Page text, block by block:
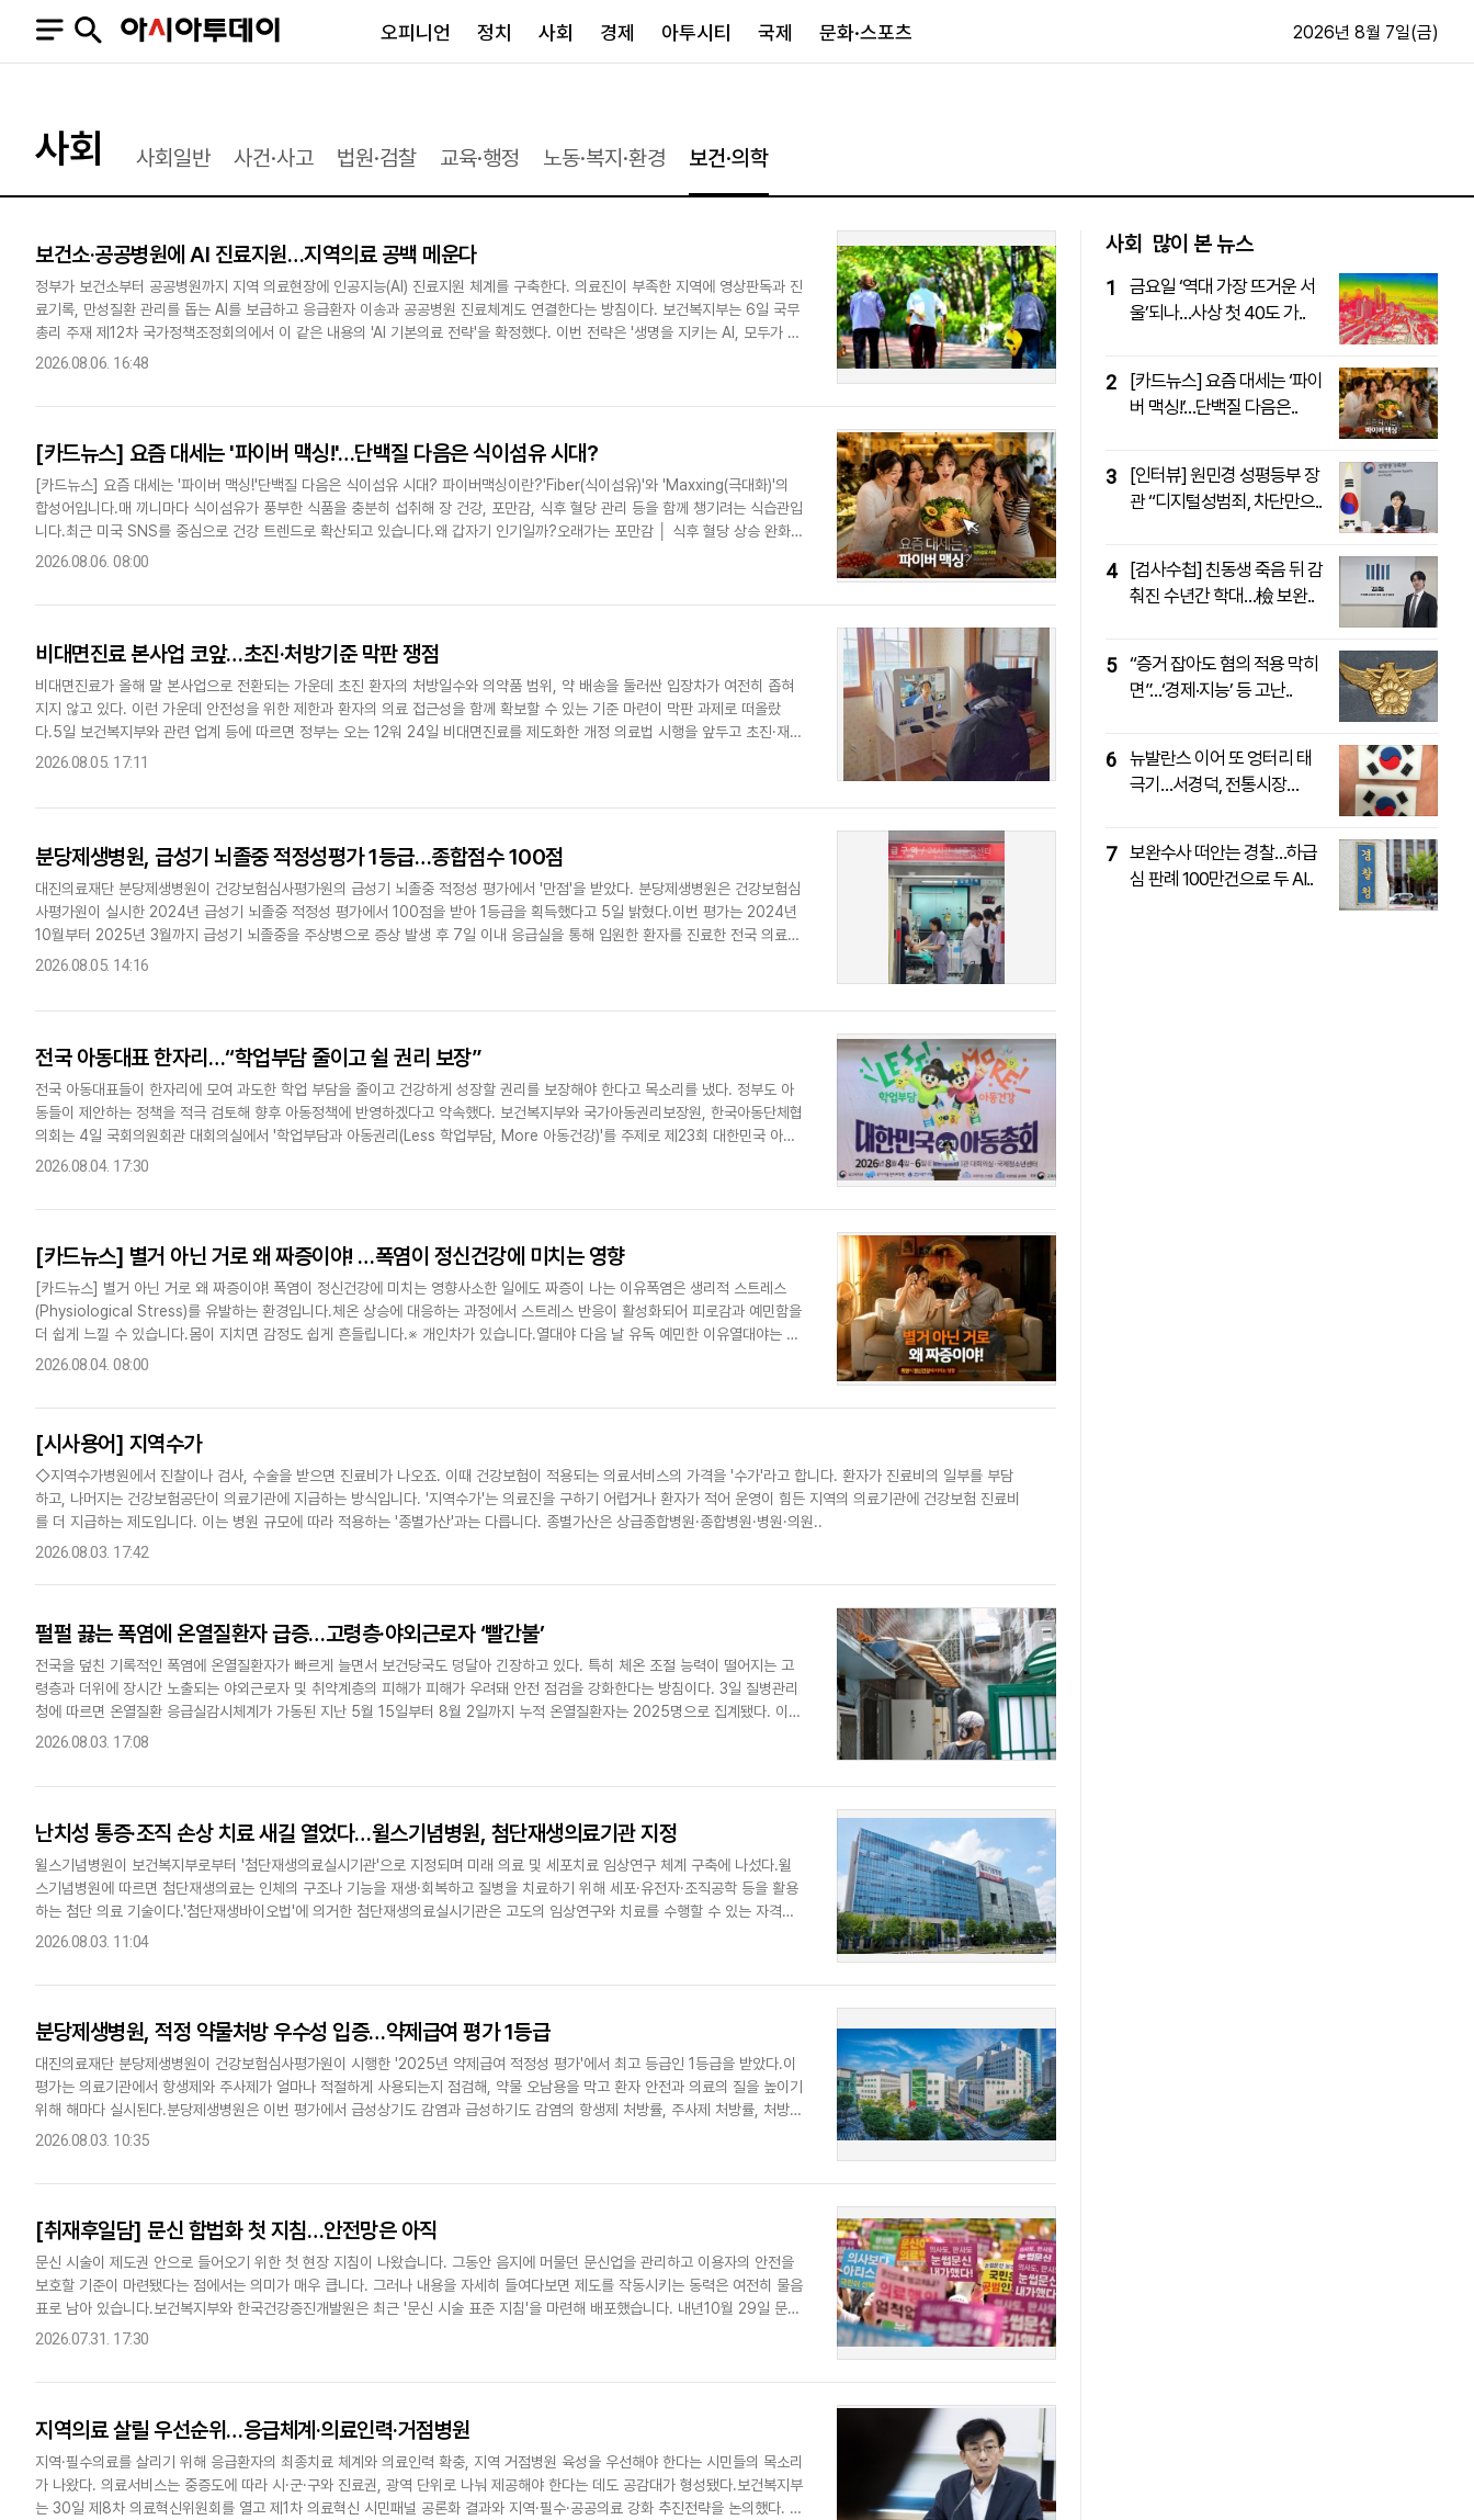
사설
피플
정치일반
북한
외교
국방
사회일반
교육·행정
노동·복지·환경
보건·의학
경제일반
IT·과학
부동산
종합
메트로
영남
호남
중남미
유럽
중동·아프리카
지면보기
구독신청
First Edition
후원하기
알립니다
SNS 뉴스스탠드 네이버블로그 아투TV(유튜브) 페이스북 인스타그램
다국어뉴스 ENGLISH 中文 Tiếng Việt 패밀리사이트 대학동문골프최강전
오피니언 정치 사회 경제 아투시티 국제 문화·스포츠 2026년 8월 7일(금)
사회 사회일반 사건·사고 법원·검찰 교육·행정 노동·복지·환경 보건·의학
보건소·공공병원에 AI 진료지원…지역의료 공백 메운다
정부가 보건소부터 공공병원까지 지역 의료현장에 인공지능(AI) 진료지원 체계를 구축한다. 의료진이 부족한 지역에 영상판독과 진
료기록, 만성질환 관리를 돕는 AI를 보급하고 응급환자 이송과 공공병원 진료체계도 연결한다는 방침이다. 보건복지부는 6일 국무
총리 주재 제12차 국가정책조정회의에서 이 같은 내용의 'AI 기본의료 전략'을 확정했다. 이번 전략은 '생명을 지키는 AI, 모두가 누
리는 의료혁신'을 목표로 3대 전략과 12대 과제로 구성됐다..
2026.08.06. 16:48
[카드뉴스] 요즘 대세는 '파이버 맥싱!'…단백질 다음은 식이섬유 시대?
[카드뉴스] 요즘 대세는 '파이버 맥싱!'단백질 다음은 식이섬유 시대? 파이버맥싱이란?'Fiber(식이섬유)'와 'Maxxing(극대화)'의
합성어입니다.매 끼니마다 식이섬유가 풍부한 식품을 충분히 섭취해 장 건강, 포만감, 식후 혈당 관리 등을 함께 챙기려는 식습관입
니다.최근 미국 SNS를 중심으로 건강 트렌드로 확산되고 있습니다.왜 갑자기 인기일까?오래가는 포만감 │ 식후 혈당 상승 완화
│ 장내 유익균 먹이 공급 LDL 콜..
2026.08.06. 08:00
비대면진료 본사업 코앞…초진·처방기준 막판 쟁점
비대면진료가 올해 말 본사업으로 전환되는 가운데 초진 환자의 처방일수와 의약품 범위, 약 배송을 둘러싼 입장차가 여전히 좁혀
지지 않고 있다. 이런 가운데 안전성을 위한 제한과 환자의 의료 접근성을 함께 확보할 수 있는 기준 마련이 막판 과제로 떠올랐
다.5일 보건복지부와 관련 업계 등에 따르면 정부는 오는 12워 24일 비대면진료를 제도화한 개정 의료법 시행을 앞두고 초진·재진
의 범위와 처방 제한 의약품, 처방일수, 의약품 배송 기준 등을 담은..
2026.08.05. 17:11
분당제생병원, 급성기 뇌졸중 적정성평가 1등급…종합점수 100점
대진의료재단 분당제생병원이 건강보험심사평가원의 급성기 뇌졸중 적정성 평가에서 '만점'을 받았다. 분당제생병원은 건강보험심
사평가원이 실시한 2024년 급성기 뇌졸중 적정성 평가에서 100점을 받아 1등급을 획득했다고 5일 밝혔다.이번 평가는 2024년
10월부터 2025년 3월까지 급성기 뇌졸중을 주상병으로 증상 발생 후 7일 이내 응급실을 통해 입원한 환자를 진료한 전국 의료기
관을 대상으로 이뤄졌다.분당제생병원은 뇌졸중 집중치료실(Stroke..
2026.08.05. 14:16
전국 아동대표 한자리…“학업부담 줄이고 쉴 권리 보장”
전국 아동대표들이 한자리에 모여 과도한 학업 부담을 줄이고 건강하게 성장할 권리를 보장해야 한다고 목소리를 냈다. 정부도 아
동들이 제안하는 정책을 적극 검토해 향후 아동정책에 반영하겠다고 약속했다. 보건복지부와 국가아동권리보장원, 한국아동단체협
의회는 4일 국회의원회관 대회의실에서 '학업부담과 아동권리(Less 학업부담, More 아동건강)'를 주제로 제23회 대한민국 아동
총회 개회식을 개최했다. 이날 행사에는 지난 5월부터 7월까지 지역대회..
2026.08.04. 17:30
[카드뉴스] 별거 아닌 거로 왜 짜증이야! …폭염이 정신건강에 미치는 영향
[카드뉴스] 별거 아닌 거로 왜 짜증이야! 폭염이 정신건강에 미치는 영향사소한 일에도 짜증이 나는 이유폭염은 생리적 스트레스
(Physiological Stress)를 유발하는 환경입니다.체온 상승에 대응하는 과정에서 스트레스 반응이 활성화되어 피로감과 예민함을
더 쉽게 느낄 수 있습니다.몸이 지치면 감정도 쉽게 흔들립니다.※ 개인차가 있습니다.열대야 다음 날 유독 예민한 이유열대야는 수
면의 질(Sleep Quality) 을 떨어뜨립니다.수면..
2026.08.04. 08:00
[시사용어] 지역수가
◇지역수가병원에서 진찰이나 검사, 수술을 받으면 진료비가 나오죠. 이때 건강보험이 적용되는 의료서비스의 가격을 '수가'라고 합니다. 환자가 진료비의 일부를 부담
하고, 나머지는 건강보험공단이 의료기관에 지급하는 방식입니다. '지역수가'는 의료진을 구하기 어렵거나 환자가 적어 운영이 힘든 지역의 의료기관에 건강보험 진료비
를 더 지급하는 제도입니다. 이는 병원 규모에 따라 적용하는 '종별가산'과는 다릅니다. 종별가산은 상급종합병원·종합병원·병원·의원..
2026.08.03. 17:42
펄펄 끓는 폭염에 온열질환자 급증…고령층·야외근로자 ‘빨간불’
전국을 덮친 기록적인 폭염에 온열질환자가 빠르게 늘면서 보건당국도 덩달아 긴장하고 있다. 특히 체온 조절 능력이 떨어지는 고
령층과 더위에 장시간 노출되는 야외근로자 및 취약계층의 피해가 피해가 우려돼 안전 점검을 강화한다는 방침이다. 3일 질병관리
청에 따르면 온열질환 응급실감시체계가 가동된 지난 5월 15일부터 8월 2일까지 누적 온열질환자는 2025명으로 집계됐다. 이
가운데 16명이 숨졌다. 온열질환은 뜨거운 환경에 장시간 노출될 때 발생..
2026.08.03. 17:08
난치성 통증·조직 손상 치료 새길 열었다…윌스기념병원, 첨단재생의료기관 지정
윌스기념병원이 보건복지부로부터 '첨단재생의료실시기관'으로 지정되며 미래 의료 및 세포치료 임상연구 체계 구축에 나섰다.윌
스기념병원에 따르면 첨단재생의료는 인체의 구조나 기능을 재생·회복하고 질병을 치료하기 위해 세포·유전자·조직공학 등을 활용
하는 첨단 의료 기술이다.'첨단재생바이오법'에 의거한 첨단재생의료실시기관은 고도의 임상연구와 치료를 수행할 수 있는 자격을
갖춘 의료기관을 의미한다. 지정을 받으려면 시설과 장비, 전문 인력은 물론 표준작..
2026.08.03. 11:04
분당제생병원, 적정 약물처방 우수성 입증…약제급여 평가 1등급
대진의료재단 분당제생병원이 건강보험심사평가원이 시행한 '2025년 약제급여 적정성 평가'에서 최고 등급인 1등급을 받았다.이
평가는 의료기관에서 항생제와 주사제가 얼마나 적절하게 사용되는지 점검해, 약물 오남용을 막고 환자 안전과 의료의 질을 높이기
위해 해마다 실시된다.분당제생병원은 이번 평가에서 급성상기도 감염과 급성하기도 감염의 항생제 처방률, 주사제 처방률, 처방당
약품목 수 등 주요 지표 모두에서 1등급을 받았다. 근거에 기반한 약물..
2026.08.03. 10:35
[취재후일담] 문신 합법화 첫 지침…안전망은 아직
문신 시술이 제도권 안으로 들어오기 위한 첫 현장 지침이 나왔습니다. 그동안 음지에 머물던 문신업을 관리하고 이용자의 안전을
보호할 기준이 마련됐다는 점에서는 의미가 매우 큽니다. 그러나 내용을 자세히 들여다보면 제도를 작동시키는 동력은 여전히 물음
표로 남아 있습니다.보건복지부와 한국건강증진개발원은 최근 '문신 시술 표준 지침'을 마련해 배포했습니다. 내년10월 29일 문신
사법 시행을 앞두고 문신업소의 시설과 장비, 위생·감염관리, 시술 전후..
2026.07.31. 17:30
지역의료 살릴 우선순위…응급체계·의료인력·거점병원
지역·필수의료를 살리기 위해 응급환자의 최종치료 체계와 의료인력 확충, 지역 거점병원 육성을 우선해야 한다는 시민들의 목소리
가 나왔다. 의료서비스는 중증도에 따라 시·군·구와 진료권, 광역 단위로 나눠 제공해야 한다는 데도 공감대가 형성됐다.보건복지부
는 30일 제8차 의료혁신위원회를 열고 제1차 의료혁신 시민패널 공론화 결과와 지역·필수·공공의료 강화 추진전략을 논의했다. 공
사회 많이 본 뉴스
1
금요일 ‘역대 가장 뜨거운 서
울’되나…사상 첫 40도 가..
2
[카드뉴스] 요즘 대세는 ‘파이
버 맥싱!’…단백질 다음은..
3
[인터뷰] 원민경 성평등부 장
관 “디지털성범죄, 차단만으..
4
[검사수첩] 친동생 죽음 뒤 감
춰진 수년간 학대…檢 보완..
5 “증거 잡아도 혐의 적용 막히
면”…‘경제·지능’ 등 고난..
6 뉴발란스 이어 또 엉터리 태
극기…서경덕, 전통시장
7 보완수사 떠안는 경찰…하급
심 판례 100만건으로 두 AI..